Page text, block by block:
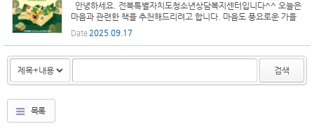
안녕하세요. 전북특별자치도청소년상담복지센터입니다^^ 오늘은
마음과 관련한 책을 추천해드리려고 합니다. 마음도 풍요로운 가을
이 되길 바랍니다:)
Date2025.09.17
검색
목록